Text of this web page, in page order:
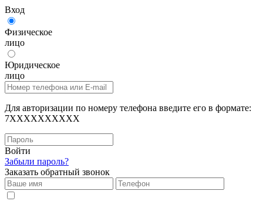
Вход
Физическое
лицо
Юридическое
лицо
Для авторизации по номеру телефона введите его в формате:
7XXXXXXXXXX
Войти
Забыли пароль?
Заказать обратный звонок